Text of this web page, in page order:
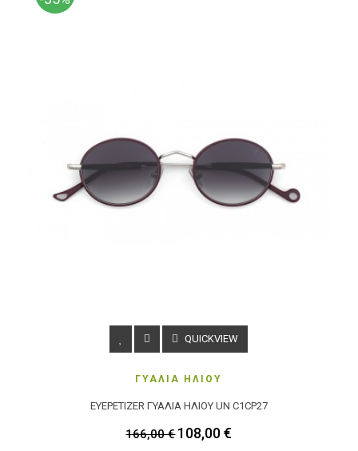
QUICKVIEW
ΓΥΑΛΙΑ ΗΛΙΟΥ
EYEPETIZER ΓΥΑΛΙΑ ΗΛΙΟΥ UN C1CP27
166,00 €108,00 €